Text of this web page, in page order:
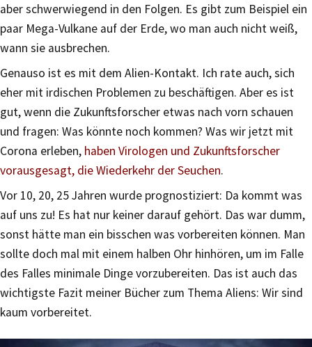
aber schwerwiegend in den Folgen. Es gibt zum Beispiel ein
paar Mega-Vulkane auf der Erde, wo man auch nicht weiß,
wann sie ausbrechen.
Genauso ist es mit dem Alien-Kontakt. Ich rate auch, sich
eher mit irdischen Problemen zu beschäftigen. Aber es ist
gut, wenn die Zukunftsforscher etwas nach vorn schauen
und fragen: Was könnte noch kommen? Was wir jetzt mit
Corona erleben, haben Virologen und Zukunftsforscher
vorausgesagt, die Wiederkehr der Seuchen.
Vor 10, 20, 25 Jahren wurde prognostiziert: Da kommt was
auf uns zu! Es hat nur keiner darauf gehört. Das war dumm,
sonst hätte man ein bisschen was vorbereiten können. Man
sollte doch mal mit einem halben Ohr hinhören, um im Falle
des Falles minimale Dinge vorzubereiten. Das ist auch das
wichtigste Fazit meiner Bücher zum Thema Aliens: Wir sind
kaum vorbereitet.